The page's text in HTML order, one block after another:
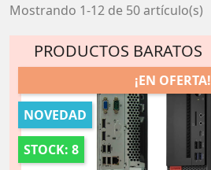
Mostrando 1-12 de 50 artículo(s)
PRODUCTOS BARATOS
¡EN OFERTA!
NOVEDAD
STOCK: 8